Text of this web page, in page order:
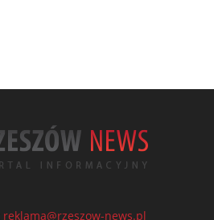
reklama@rzeszow-news.pl